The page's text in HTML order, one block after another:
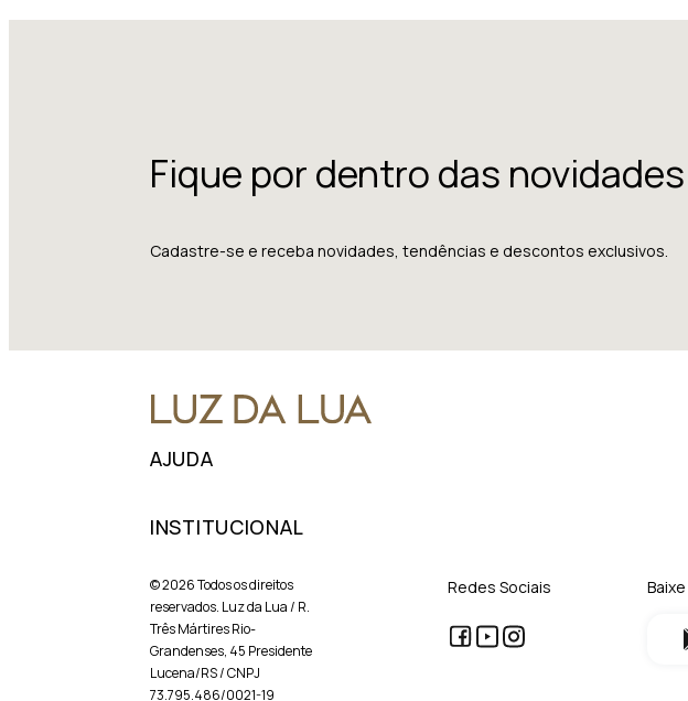
Fique por dentro das novidades
Cadastre-se e receba novidades, tendências e descontos exclusivos.
AJUDA
INSTITUCIONAL
© 2026 Todos os direitos
reservados. Luz da Lua / R.
Três Mártires Rio-
Grandenses, 45 Presidente
Lucena/RS / CNPJ
73.795.486/0021-19
Redes Sociais